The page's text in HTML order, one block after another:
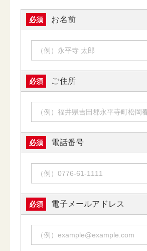
必須 お名前
必須 ご住所
必須 電話番号
必須 電子メールアドレス